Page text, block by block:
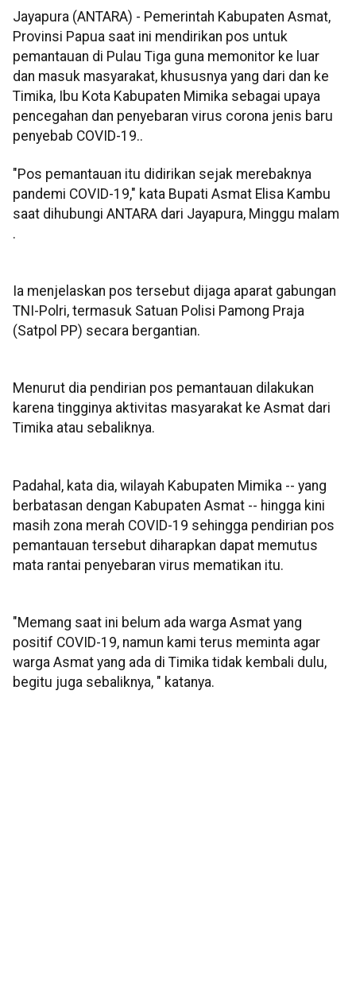
Jayapura (ANTARA) - Pemerintah Kabupaten Asmat,
Provinsi Papua saat ini mendirikan pos untuk
pemantauan di Pulau Tiga guna memonitor ke luar
dan masuk masyarakat, khususnya yang dari dan ke
Timika, Ibu Kota Kabupaten Mimika sebagai upaya
pencegahan dan penyebaran virus corona jenis baru
penyebab COVID-19..
"Pos pemantauan itu didirikan sejak merebaknya
pandemi COVID-19," kata Bupati Asmat Elisa Kambu
saat dihubungi ANTARA dari Jayapura, Minggu malam
.
Ia menjelaskan pos tersebut dijaga aparat gabungan
TNI-Polri, termasuk Satuan Polisi Pamong Praja
(Satpol PP) secara bergantian.
Menurut dia pendirian pos pemantauan dilakukan
karena tingginya aktivitas masyarakat ke Asmat dari
Timika atau sebaliknya.
Padahal, kata dia, wilayah Kabupaten Mimika -- yang
berbatasan dengan Kabupaten Asmat -- hingga kini
masih zona merah COVID-19 sehingga pendirian pos
pemantauan tersebut diharapkan dapat memutus
mata rantai penyebaran virus mematikan itu.
"Memang saat ini belum ada warga Asmat yang
positif COVID-19, namun kami terus meminta agar
warga Asmat yang ada di Timika tidak kembali dulu,
begitu juga sebaliknya, " katanya.